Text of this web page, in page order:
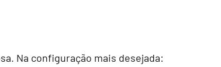
Na configuração mais desejada: